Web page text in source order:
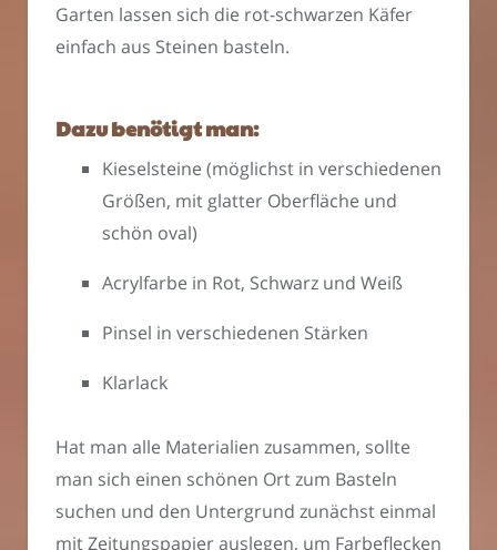
Garten lassen sich die rot-schwarzen Käfer
einfach aus Steinen basteln.
Dazu benötigt man:
Kieselsteine (möglichst in verschiedenen
Größen, mit glatter Oberfläche und
schön oval)
Acrylfarbe in Rot, Schwarz und Weiß
Pinsel in verschiedenen Stärken
Klarlack
Hat man alle Materialien zusammen, sollte
man sich einen schönen Ort zum Basteln
suchen und den Untergrund zunächst einmal
mit Zeitungspapier auslegen, um Farbeflecken